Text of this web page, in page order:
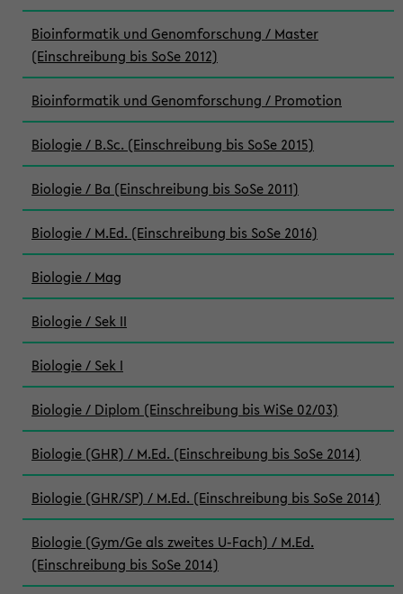
Bioinformatik und Genomforschung / Master
(Einschreibung bis SoSe 2012)
Bioinformatik und Genomforschung / Promotion
Biologie / B.Sc. (Einschreibung bis SoSe 2015)
Biologie / Ba (Einschreibung bis SoSe 2011)
Biologie / M.Ed. (Einschreibung bis SoSe 2016)
Biologie / Mag
Biologie / Sek II
Biologie / Sek I
Biologie / Diplom (Einschreibung bis WiSe 02/03)
Biologie (GHR) / M.Ed. (Einschreibung bis SoSe 2014)
Biologie (GHR/SP) / M.Ed. (Einschreibung bis SoSe 2014)
Biologie (Gym/Ge als zweites U-Fach) / M.Ed.
(Einschreibung bis SoSe 2014)